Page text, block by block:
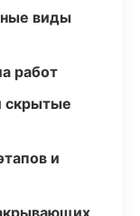
виды
работ
скрытые
и